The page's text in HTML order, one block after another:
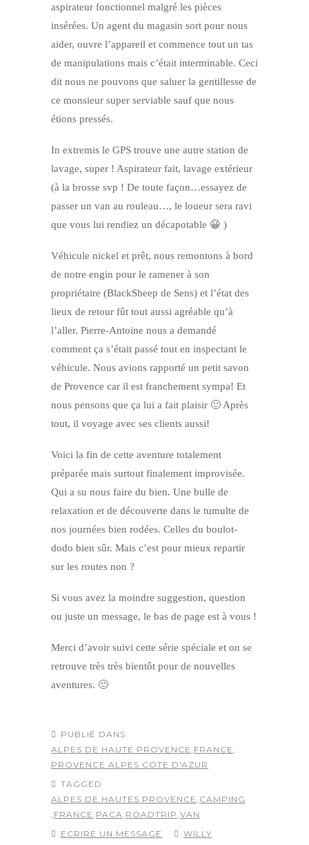
aspirateur fonctionnel malgré les pièces
insérées. Un agent du magasin sort pour nous
aider, ouvre l’appareil et commence tout un tas
de manipulations mais c’était interminable. Ceci
dit nous ne pouvons que saluer la gentillesse de
ce monsieur super serviable sauf que nous
étions pressés.
In extremis le GPS trouve une autre station de
lavage, super ! Aspirateur fait, lavage extérieur
(à la brosse svp ! De toute façon…essayez de
passer un van au rouleau…, le loueur sera ravi
que vous lui rendiez un décapotable 😀 )
Véhicule nickel et prêt, nous remontons à bord
de notre engin pour le ramener à son
propriétaire (BlackSheep de Sens) et l’état des
lieux de retour fût tout aussi agréable qu’à
l’aller. Pierre-Antoine nous a demandé
comment ça s’était passé tout en inspectant le
véhicule. Nous avions rapporté un petit savon
de Provence car il est franchement sympa! Et
nous pensons que ça lui a fait plaisir 🙂 Après
tout, il voyage avec ses clients aussi!
Voici la fin de cette aventure totalement
préparée mais surtout finalement improvisée.
Qui a su nous faire du bien. Une bulle de
relaxation et de découverte dans le tumulte de
nos journées bien rodées. Celles du boulot-
dodo bien sûr. Mais c’est pour mieux repartir
sur les routes non ?
Si vous avez la moindre suggestion, question
ou juste un message, le bas de page est à vous !
Merci d’avoir suivi cette série spéciale et on se
retrouve très très bientôt pour de nouvelles
aventures. 🙂
PUBLIÉ DANS
ALPES DE HAUTE PROVENCE FRANCE
PROVENCE ALPES COTE D'AZUR
TAGGED
ALPES DE HAUTES PROVENCE CAMPING
FRANCE PACA ROADTRIP VAN
ECRIRE UN MESSAGE
WILLY